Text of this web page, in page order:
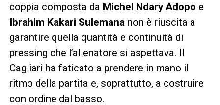
coppia composta da Michel Ndary Adopo e
Ibrahim Kakari Sulemananon è riuscita a
garantire quella quantità e continuità di
pressing che l’allenatore si aspettava. Il
Cagliari ha faticato a prendere in mano il
ritmo della partita e, soprattutto, a costruire
con ordine dal basso.